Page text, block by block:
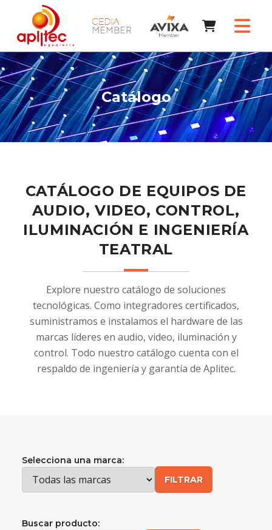
Catálogo
CATÁLOGO DE EQUIPOS DE
AUDIO, VIDEO, CONTROL,
ILUMINACIÓN E INGENIERÍA
TEATRAL
Explore nuestro catálogo de soluciones
tecnológicas. Como integradores certificados,
suministramos e instalamos el hardware de las
marcas líderes en audio, video, iluminación y
control. Todo nuestro catálogo cuenta con el
respaldo de ingeniería y garantía de Aplitec.
Selecciona una marca:
FILTRAR
Buscar producto: